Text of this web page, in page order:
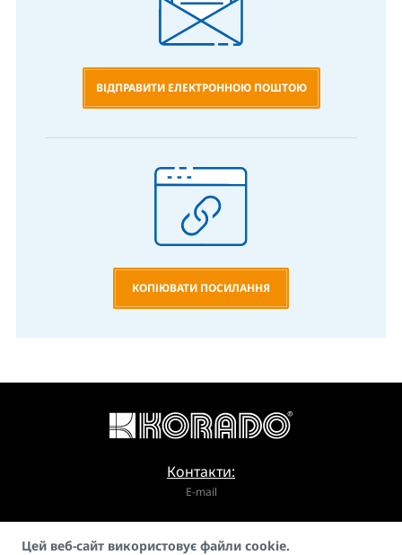
ВІДПРАВИТИ ЕЛЕКТРОННОЮ ПОШТОЮ
КОПІЮВАТИ ПОСИЛАННЯ
Контакти:
E-mail
Цей веб-сайт використовує файли cookie.